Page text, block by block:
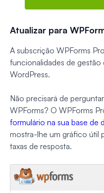
Atualizar para
A subscrição WPForms
funcionalidades de gestão
WordPress.
Não precisará de
WPForms? O WPForms
formulário na sua base de
mostra-lhe um gráfico útil
taxas de resposta.